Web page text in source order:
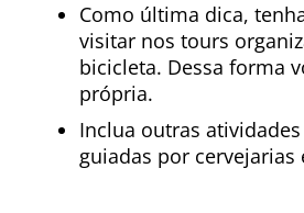
Como última dica,
visitar nos tours
bicicleta. Dessa forma
própria.
Inclua outras
guiadas por